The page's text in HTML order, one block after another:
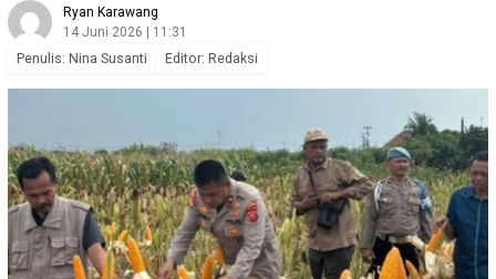
Ryan Karawang
14 Juni 2026 | 11:31
Penulis: Nina Susanti Editor: Redaksi